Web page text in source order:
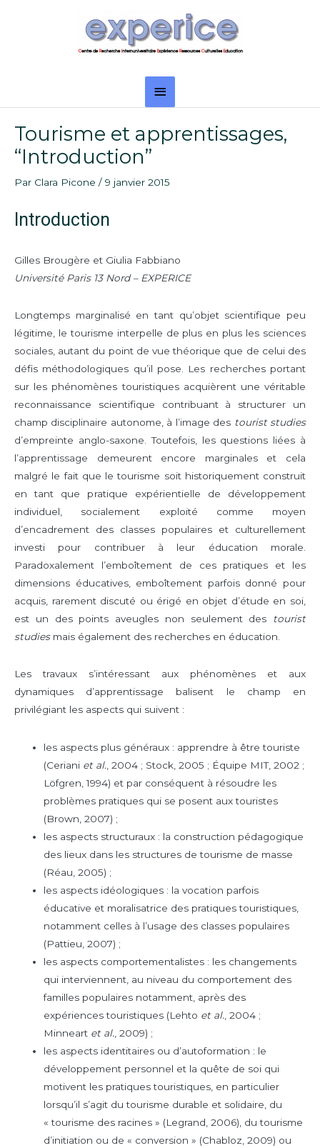
Menu
principal
Tourisme et apprentissages,
“Introduction”
Par Clara Picone / 9 janvier 2015
Introduction
Gilles Brougère et Giulia Fabbiano
Université Paris 13 Nord – EXPERICE
Longtemps marginalisé en tant qu’objet scientifique peu
légitime, le tourisme interpelle de plus en plus les sciences
sociales, autant du point de vue théorique que de celui des
défis méthodologiques qu’il pose. Les recherches portant
sur les phénomènes touristiques acquièrent une véritable
reconnaissance scientifique contribuant à structurer un
champ disciplinaire autonome, à l’image des tourist studies
d’empreinte anglo-saxone. Toutefois, les questions liées à
l’apprentissage demeurent encore marginales et cela
malgré le fait que le tourisme soit historiquement construit
en tant que pratique expérientielle de développement
individuel, socialement exploité comme moyen
d’encadrement des classes populaires et culturellement
investi pour contribuer à leur éducation morale.
Paradoxalement l’emboîtement de ces pratiques et les
dimensions éducatives, emboîtement parfois donné pour
acquis, rarement discuté ou érigé en objet d’étude en soi,
est un des points aveugles non seulement des
tourist
studiesmais également des recherches en éducation.
Les travaux s’intéressant aux phénomènes et aux
dynamiques d’apprentissage balisent le champ en
privilégiant les aspects qui suivent :
les aspects plus généraux : apprendre à être touriste
(Ceriani et al. , 2004 ; Stock, 2005 ; Équipe MIT, 2002 ;
Löfgren, 1994) et par conséquent à résoudre les
problèmes pratiques qui se posent aux touristes
(Brown, 2007) ;
les aspects structuraux : la construction pédagogique
des lieux dans les structures de tourisme de masse
(Réau, 2005) ;
les aspects idéologiques : la vocation parfois
éducative et moralisatrice des pratiques touristiques,
notamment celles à l’usage des classes populaires
(Pattieu, 2007) ;
les aspects comportementalistes : les changements
qui interviennent, au niveau du comportement des
familles populaires notamment, après des
expériences touristiques (Lehto et al. , 2004 ;
Minneart et al. , 2009) ;
les aspects identitaires ou d’autoformation : le
développement personnel et la quête de soi qui
motivent les pratiques touristiques, en particulier
lorsqu’il s’agit du tourisme durable et solidaire, du
« tourisme des racines » (Legrand, 2006), du tourisme
d’initiation ou de « conversion » (Chabloz, 2009) ou
des
articles